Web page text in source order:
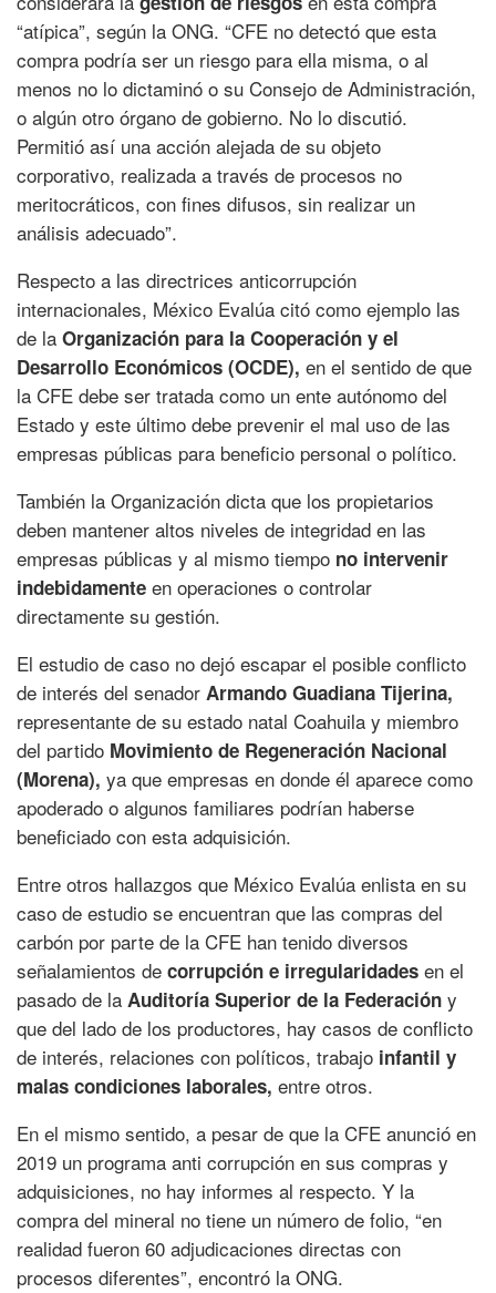
“atípica”, según la ONG. “CFE no detectó que esta
compra podría ser un riesgo para ella misma, o al
menos no lo dictaminó o su Consejo de Administración,
o algún otro órgano de gobierno. No lo discutió.
Permitió así una acción alejada de su objeto
corporativo, realizada a través de procesos no
meritocráticos, con fines difusos, sin realizar un
análisis adecuado”.
Respecto a las directrices anticorrupción
internacionales, México Evalúa citó como ejemplo las
de la Organización para la Cooperación y el
Desarrollo Económicos (OCDE), en el sentido de que
la CFE debe ser tratada como un ente autónomo del
Estado y este último debe prevenir el mal uso de las
empresas públicas para beneficio personal o político.
También la Organización dicta que los propietarios
deben mantener altos niveles de integridad en las
empresas públicas y al mismo tiempo no intervenir
indebidamente en operaciones o controlar
directamente su gestión.
El estudio de caso no dejó escapar el posible conflicto
de interés del senador Armando Guadiana Tijerina,
representante de su estado natal Coahuila y miembro
del partido Movimiento de Regeneración Nacional
(Morena), ya que empresas en donde él aparece como
apoderado o algunos familiares podrían haberse
beneficiado con esta adquisición.
Entre otros hallazgos que México Evalúa enlista en su
caso de estudio se encuentran que las compras del
carbón por parte de la CFE han tenido diversos
señalamientos de corrupción e irregularidades en el
pasado de la Auditoría Superior de la Federación y
que del lado de los productores, hay casos de conflicto
de interés, relaciones con políticos, trabajo infantil y
malas condiciones laborales, entre otros.
En el mismo sentido, a pesar de que la CFE anunció en
2019 un programa anti corrupción en sus compras y
adquisiciones, no hay informes al respecto. Y la
compra del mineral no tiene un número de folio, “en
realidad fueron 60 adjudicaciones directas con
procesos diferentes”, encontró la ONG.